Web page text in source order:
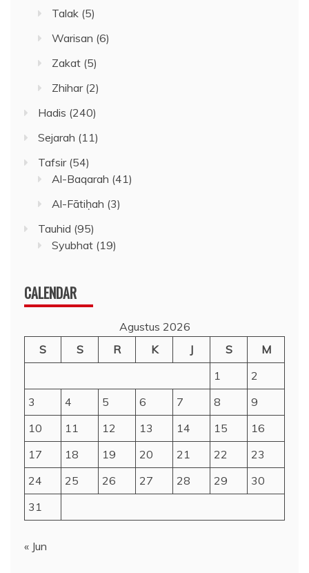
Talak (5)
Warisan (6)
Zakat (5)
Zhihar(2)
Hadis (240)
Sejarah (11)
Tafsir(54)
Al-Baqarah (41)
Al-Fātiḥah (3)
Tauhid (95)
Syubhat (19)
CALENDAR
Agustus 2026
S
S R K J S
M
1
2
3
4 5 6 7 8
9
10
11 12 13 14 15
16
17
18 19 20 21 22
23
24
25 26 27 28 29
30
31
« Jun